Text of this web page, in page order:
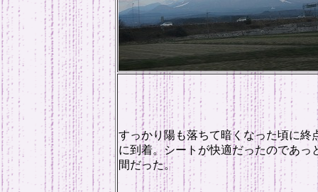
すっかり陽も落ちて暗くなった頃に終
に到着。シートが快適だったのであっ
間だった。